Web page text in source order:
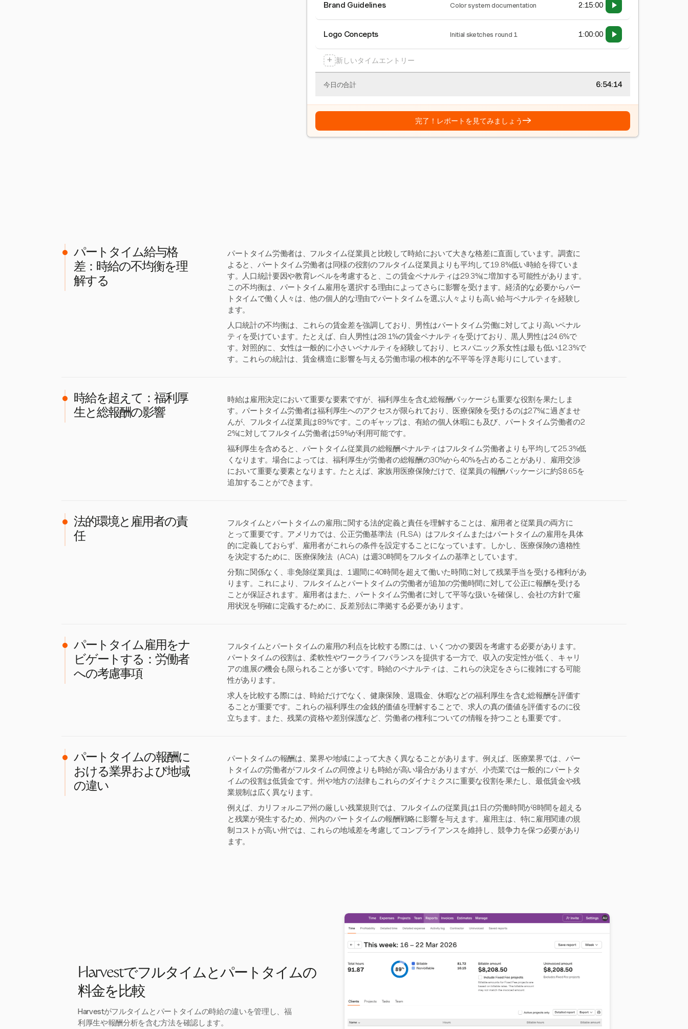
Brand Guidelines Color system documentation 2:15:00
Logo Concepts Initial sketches round 1 1:00:00
+ 新しいタイムエントリー
今日の合計 6:54:15
完了！レポートを見てみましょう→
パートタイム給与格
差：時給の不均衡を理
解する
パートタイム労働者は、フルタイム従業員と比較して時給において大きな格差に直面しています。調査に
よると、パートタイム労働者は同様の役割のフルタイム従業員よりも平均して19.8%低い時給を得ていま
す。人口統計要因や教育レベルを考慮すると、この賃金ペナルティは29.3%に増加する可能性があります。
この不均衡は、パートタイム雇用を選択する理由によってさらに影響を受けます。経済的な必要からパー
トタイムで働く人々は、他の個人的な理由でパートタイムを選ぶ人々よりも高い給与ペナルティを経験し
ます。
人口統計の不均衡は、これらの賃金差を強調しており、男性はパートタイム労働に対してより高いペナル
ティを受けています。たとえば、白人男性は28.1%の賃金ペナルティを受けており、黒人男性は24.6%で
す。対照的に、女性は一般的に小さいペナルティを経験しており、ヒスパニック系女性は最も低い12.3%で
す。これらの統計は、賃金構造に影響を与える労働市場の根本的な不平等を浮き彫りにしています。
時給を超えて：福利厚
生と総報酬の影響
時給は雇用決定において重要な要素ですが、福利厚生を含む総報酬パッケージも重要な役割を果たしま
す。パートタイム労働者は福利厚生へのアクセスが限られており、医療保険を受けるのは27%に過ぎませ
んが、フルタイム従業員は89%です。このギャップは、有給の個人休暇にも及び、パートタイム労働者の2
2%に対してフルタイム労働者は59%が利用可能です。
福利厚生を含めると、パートタイム従業員の総報酬ペナルティはフルタイム労働者よりも平均して25.3%低
くなります。場合によっては、福利厚生が労働者の総報酬の30%から40%を占めることがあり、雇用交渉
において重要な要素となります。たとえば、家族用医療保険だけで、従業員の報酬パッケージに約$8.65を
追加することができます。
法的環境と雇用者の責
任
フルタイムとパートタイムの雇用に関する法的定義と責任を理解することは、雇用者と従業員の両方に
とって重要です。アメリカでは、公正労働基準法（FLSA）はフルタイムまたはパートタイムの雇用を具体
的に定義しておらず、雇用者がこれらの条件を設定することになっています。しかし、医療保険の適格性
を決定するために、医療保険法（ACA）は週30時間をフルタイムの基準としています。
分類に関係なく、非免除従業員は、1週間に40時間を超えて働いた時間に対して残業手当を受ける権利があ
ります。これにより、フルタイムとパートタイムの労働者が追加の労働時間に対して公正に報酬を受ける
ことが保証されます。雇用者はまた、パートタイム労働者に対して平等な扱いを確保し、会社の方針で雇
用状況を明確に定義するために、反差別法に準拠する必要があります。
パートタイム雇用をナ
ビゲートする：労働者
への考慮事項
フルタイムとパートタイムの雇用の利点を比較する際には、いくつかの要因を考慮する必要があります。
パートタイムの役割は、柔軟性やワークライフバランスを提供する一方で、収入の安定性が低く、キャリ
アの進展の機会も限られることが多いです。時給のペナルティは、これらの決定をさらに複雑にする可能
性があります。
求人を比較する際には、時給だけでなく、健康保険、退職金、休暇などの福利厚生を含む総報酬を評価す
ることが重要です。これらの福利厚生の金銭的価値を理解することで、求人の真の価値を評価するのに役
立ちます。また、残業の資格や差別保護など、労働者の権利についての情報を持つことも重要です。
パートタイムの報酬に
おける業界および地域
の違い
パートタイムの報酬は、業界や地域によって大きく異なることがあります。例えば、医療業界では、パー
トタイムの労働者がフルタイムの同僚よりも時給が高い場合がありますが、小売業では一般的にパートタ
イムの役割は低賃金です。州や地方の法律もこれらのダイナミクスに重要な役割を果たし、最低賃金や残
業規制は広く異なります。
例えば、カリフォルニア州の厳しい残業規則では、フルタイムの従業員は1日の労働時間が8時間を超える
と残業が発生するため、州内のパートタイムの報酬戦略に影響を与えます。雇用主は、特に雇用関連の規
制コストが高い州では、これらの地域差を考慮してコンプライアンスを維持し、競争力を保つ必要があり
ます。
Harvestでフルタイムとパートタイムの
料金を比較
Harvestがフルタイムとパートタイムの時給の違いを管理し、福
利厚生や報酬分析を含む方法を確認します。